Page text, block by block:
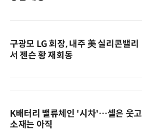
구광모 LG 회장, 내주 美 실리콘밸리
서 젠슨 황 재회동
K배터리 밸류체인 '시차'…셀은 웃고
소재는 아직